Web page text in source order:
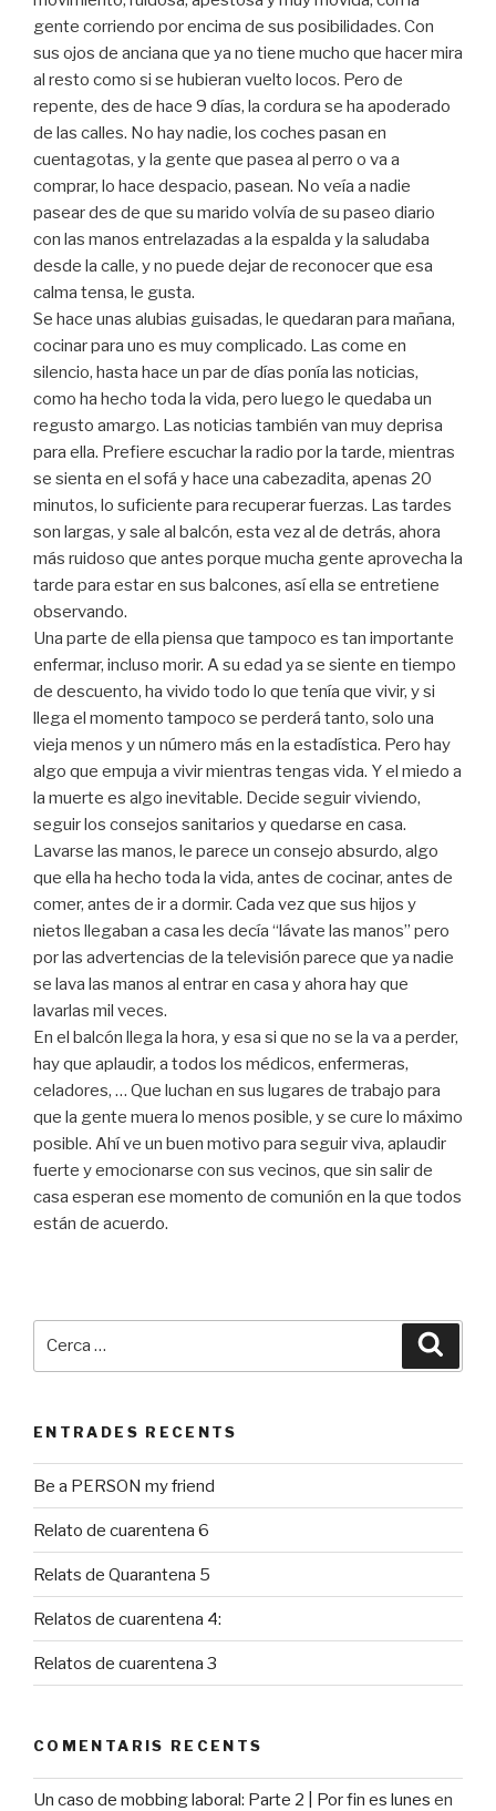
gente corriendo por encima de sus posibilidades. Con
sus ojos de anciana que ya no tiene mucho que hacer mira
al resto como si se hubieran vuelto locos. Pero de
repente, des de hace 9 días, la cordura se ha apoderado
de las calles. No hay nadie, los coches pasan en
cuentagotas, y la gente que pasea al perro o va a
comprar, lo hace despacio, pasean. No veía a nadie
pasear des de que su marido volvía de su paseo diario
con las manos entrelazadas a la espalda y la saludaba
desde la calle, y no puede dejar de reconocer que esa
calma tensa, le gusta.
Se hace unas alubias guisadas, le quedaran para mañana,
cocinar para uno es muy complicado. Las come en
silencio, hasta hace un par de días ponía las noticias,
como ha hecho toda la vida, pero luego le quedaba un
regusto amargo. Las noticias también van muy deprisa
para ella. Prefiere escuchar la radio por la tarde, mientras
se sienta en el sofá y hace una cabezadita, apenas 20
minutos, lo suficiente para recuperar fuerzas. Las tardes
son largas, y sale al balcón, esta vez al de detrás, ahora
más ruidoso que antes porque mucha gente aprovecha la
tarde para estar en sus balcones, así ella se entretiene
observando.
Una parte de ella piensa que tampoco es tan importante
enfermar, incluso morir. A su edad ya se siente en tiempo
de descuento, ha vivido todo lo que tenía que vivir, y si
llega el momento tampoco se perderá tanto, solo una
vieja menos y un número más en la estadística. Pero hay
algo que empuja a vivir mientras tengas vida. Y el miedo a
la muerte es algo inevitable. Decide seguir viviendo,
seguir los consejos sanitarios y quedarse en casa.
Lavarse las manos, le parece un consejo absurdo, algo
que ella ha hecho toda la vida, antes de cocinar, antes de
comer, antes de ir a dormir. Cada vez que sus hijos y
nietos llegaban a casa les decía “lávate las manos” pero
por las advertencias de la televisión parece que ya nadie
se lava las manos al entrar en casa y ahora hay que
lavarlas mil veces.
En el balcón llega la hora, y esa si que no se la va a perder,
hay que aplaudir, a todos los médicos, enfermeras,
celadores, … Que luchan en sus lugares de trabajo para
que la gente muera lo menos posible, y se cure lo máximo
posible. Ahí ve un buen motivo para seguir viva, aplaudir
fuerte y emocionarse con sus vecinos, que sin salir de
casa esperan ese momento de comunión en la que todos
están de acuerdo.
ENTRADES RECENTS
Be a PERSON my friend
Relato de cuarentena 6
Relats de Quarantena 5
Relatos de cuarentena 4:
Relatos de cuarentena 3
COMENTARIS RECENTS
Un caso de mobbing laboral: Parte 2 | Por fin es lunes en